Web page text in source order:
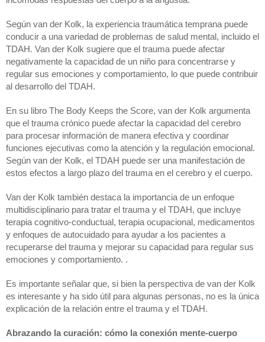
Según van der Kolk, la experiencia traumática temprana puede
conducir a una variedad de problemas de salud mental, incluido el
TDAH. Van der Kolk sugiere que el trauma puede afectar
negativamente la capacidad de un niño para concentrarse y
regular sus emociones y comportamiento, lo que puede contribuir
al desarrollo del TDAH.
En su libro The Body Keeps the Score, van der Kolk argumenta
que el trauma crónico puede afectar la capacidad del cerebro
para procesar información de manera efectiva y coordinar
funciones ejecutivas como la atención y la regulación emocional.
Según van der Kolk, el TDAH puede ser una manifestación de
estos efectos a largo plazo del trauma en el cerebro y el cuerpo.
Van der Kolk también destaca la importancia de un enfoque
multidisciplinario para tratar el trauma y el TDAH, que incluye
terapia cognitivo-conductual, terapia ocupacional, medicamentos
y enfoques de autocuidado para ayudar a los pacientes a
recuperarse del trauma y mejorar su capacidad para regular sus
emociones y comportamiento. .
Es importante señalar que, si bien la perspectiva de van der Kolk
es interesante y ha sido útil para algunas personas, no es la única
explicación de la relación entre el trauma y el TDAH.
Abrazando la curación: cómo la conexión mente-cuerpo